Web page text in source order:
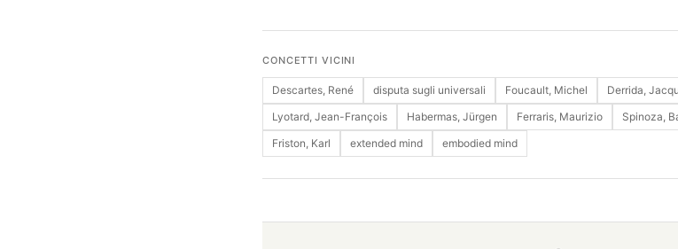
CONCETTI VICINI
Descartes, René disputa sugli universali Foucault, Michel Derrida,
Lyotard, Jean-François
Habermas, Jürgen Ferraris, Maurizio Spinoza,
Friston, Karl
extended mind embodied mind